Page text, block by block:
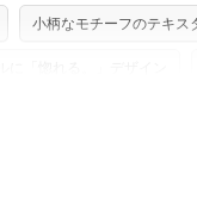
ットのみ）
利用できませんのでご注
小柄なモチーフのテキス